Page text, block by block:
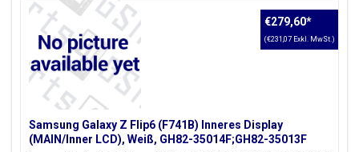
Samsung Galaxy Z Flip6 (F741B) Inneres Display
(MAIN/Inner LCD), Weiß, GH82-35014F;GH82-35013F
€279,60*
(€231,07 Exkl. MwSt.)